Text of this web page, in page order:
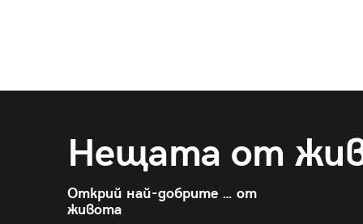
Нещата от
Открий най-добрите … от
живота